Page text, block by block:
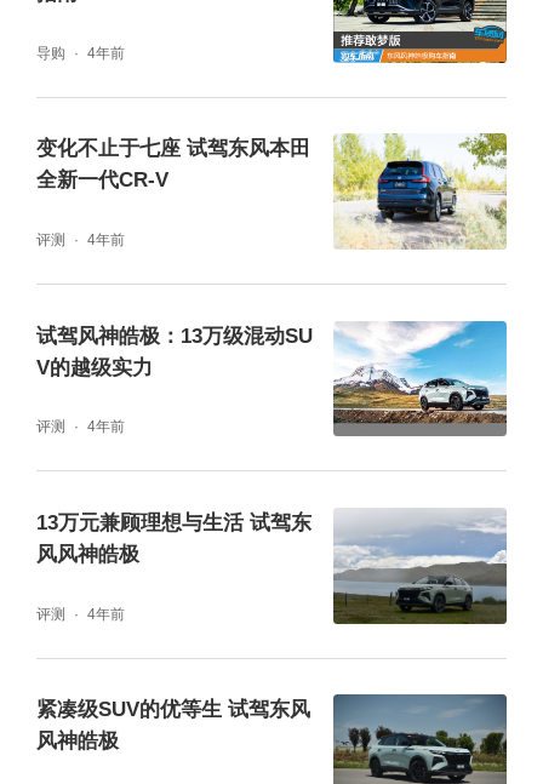
皓极的外饰设计，相比之前东风风神的其他新
车更为前卫大胆，更容易满足现在的年轻消费
者的审美取向。前脸上面积硕大的中网采用了
黑色钢琴烤漆的材质，直瀑式的格栅非常有档
次，格栅中部的发光灯带将顶部的LED日间行
导购 4年前
变化不止于七座 试驾东风本田
全新一代CR-V
评测 4年前
试驾风神皓极：13万级混动SU
V的越级实力
评测 4年前
13万元兼顾理想与生活 试驾东
风风神皓极
评测 4年前
紧凑级SUV的优等生 试驾东风
风神皓极